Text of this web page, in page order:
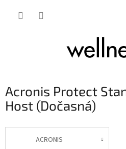
Acronis Protect
Host (Dočasná)
ACRONIS